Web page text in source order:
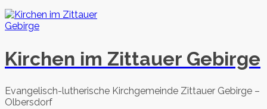
Skip
to
content
Kirchen im Zittauer Gebirge
Evangelisch-lutherische Kirchgemeinde Zittauer Gebirge –
Olbersdorf